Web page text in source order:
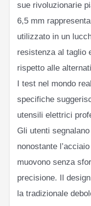
sue rivoluzionarie
6,5 mm
utilizzato in un
resistenza al taglio
rispetto alle
I test nel mondo
specifiche
utensili elettrici
Gli utenti
nonostante
muovono senza
precisione. Il
la tradizionale